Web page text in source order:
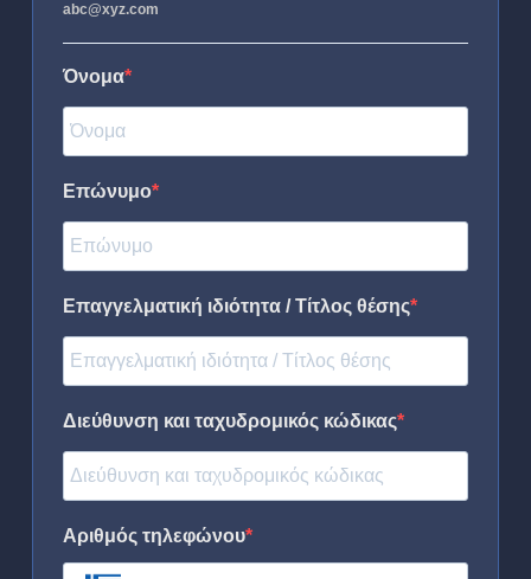
abc@xyz.com
Όνομα
Επώνυμο
Επαγγελματική ιδιότητα / Τίτλος θέσης
Διεύθυνση και ταχυδρομικός κώδικας
Αριθμός τηλεφώνου